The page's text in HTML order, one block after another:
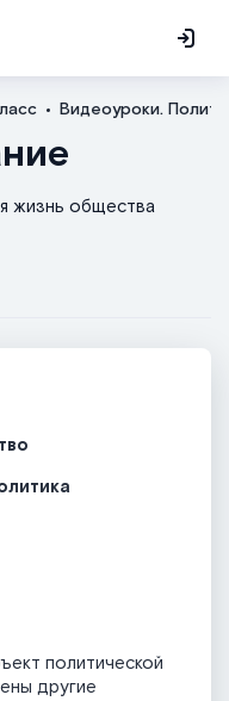
Видеоуроки.
жизнь общества
политической
другие